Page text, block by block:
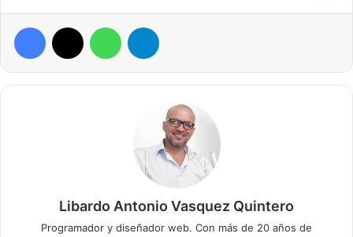
Libardo Antonio Vasquez Quintero
Programador y diseñador web. Con más de 20 años de